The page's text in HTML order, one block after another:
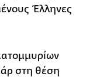
Έλληνες
στη θέση